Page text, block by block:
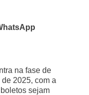
na fase de
2025, com a
sejam